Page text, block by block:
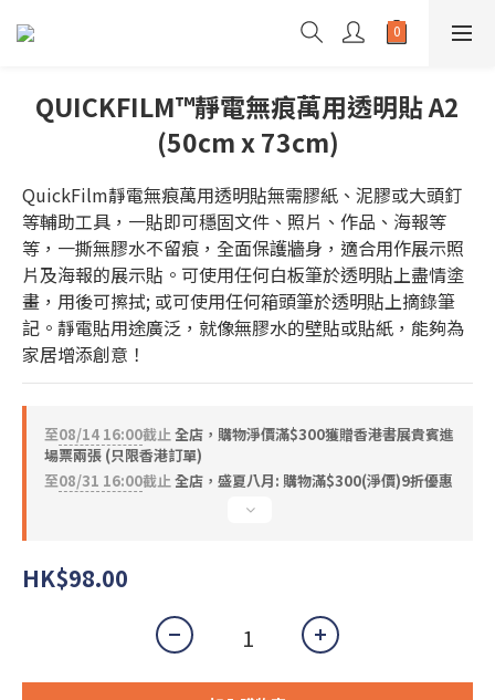
QUICKFILM™靜電無痕萬用透明貼 A2
(50cm x 73cm)
QuickFilm靜電無痕萬用透明貼無需膠紙、泥膠或大頭釘
等輔助工具，一貼即可穩固文件、照片、作品、海報等
等，一撕無膠水不留痕，全面保護牆身，適合用作展示照
片及海報的展示貼。可使用任何白板筆於透明貼上盡情塗
畫，用後可擦拭; 或可使用任何箱頭筆於透明貼上摘錄筆
記。靜電貼用途廣泛，就像無膠水的壁貼或貼紙，能夠為
家居增添創意！
至08/14 16:00截止全店，購物淨價滿$300獲贈香港書展貴賓進
場票兩張 (只限香港訂單)
至08/31 16:00截止全店，盛夏八月: 購物滿$300(淨價)9折優惠
HK$98.00